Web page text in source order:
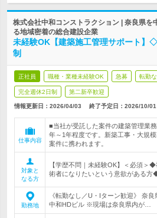
株式会社中和コンストラクション | 奈良県を
る地域密着の総合建設企業
未経験OK【建築施工管理サポート】
制
正社員 職種・業種未経験OK 急募 転勤な
完全週休2日制 第二新卒歓迎
情報更新日：2026/04/03 終了予定日： 2026/10/01
仕事内容
■当社が受託した案件の建築管理業
年～1年程度です。新築工事・大規
案件に携われます。
対象と
なる方
【学歴不問｜未経験OK】＜必須＞
術者になりたいという意欲がある方
勤務地
《転勤なし／U・Iターン歓迎》 奈
中和HDビル ※現場は奈良県内が…